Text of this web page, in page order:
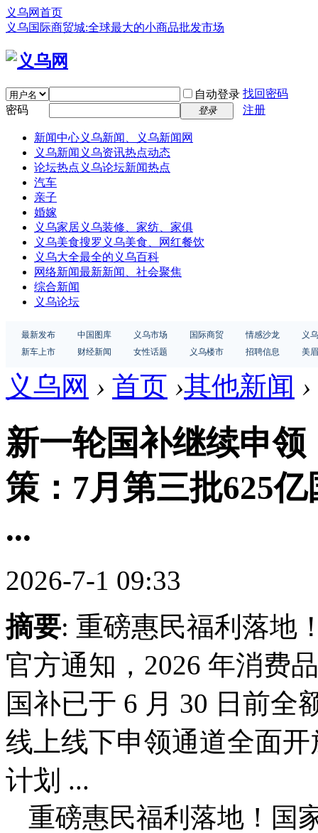
义乌网首页
义乌国际商贸城:全球最大的小商品批发市场
自动登录 找回密码
密码
登录 注册
新闻中心义乌新闻、义乌新闻网
义乌新闻 义乌资讯热点动态
论坛热点 义乌论坛新闻热点
汽车
亲子
婚嫁
义乌家居义乌装修、家纺、家俱
义乌美食搜罗义乌美食、网红餐饮
义乌大全最全的义乌百科
网络新闻最新新闻、社会聚焦
综合新闻
义乌论坛
最新发布 中国图库 义乌市场 国际商贸 情感沙龙
义
新车上市
财经新闻 女性话题 义乌楼市 招聘信息 美
义乌网 › 首页 ›其他新闻 ›
新一轮国补继续申
策：7月第三批625
...
2026-7-1 09:33
摘要: 重磅惠民福利落地
官方通知，2026 年消费
国补已于 6 月 30 日前全
线上线下申领通道全面
计划 ...
重磅惠民福利落地！国